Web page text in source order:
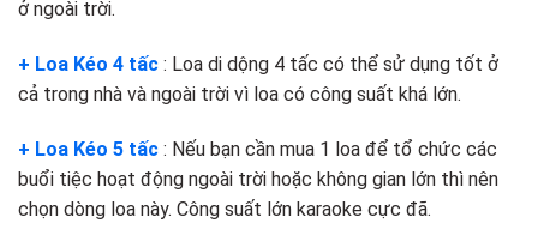
ở ngoài trời.
+ Loa Kéo 4 tấc : Loa di dộng 4 tấc có thể sử dụng tốt ở
cả trong nhà và ngoài trời vì loa có công suất khá lớn.
+ Loa Kéo 5 tấc : Nếu bạn cần mua 1 loa để tổ chức các
buổi tiệc hoạt động ngoài trời hoặc không gian lớn thì nên
chọn dòng loa này. Công suất lớn karaoke cực đã.